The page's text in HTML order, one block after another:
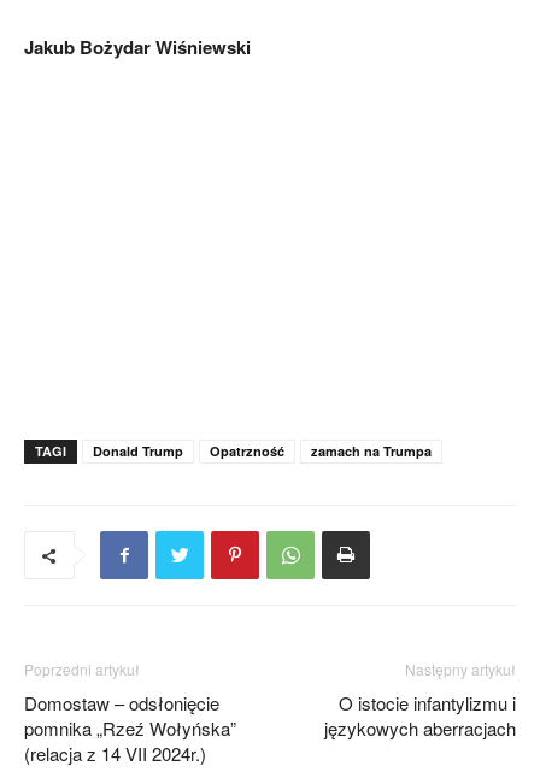
Jakub Bożydar Wiśniewski
TAGI Donald Trump Opatrzność zamach na Trumpa
Poprzedni artykuł
Domostaw – odsłonięcie
pomnika „Rzeź Wołyńska”
(relacja z 14 VII 2024r.)
Następny artykuł
O istocie infantylizmu i
językowych aberracjach